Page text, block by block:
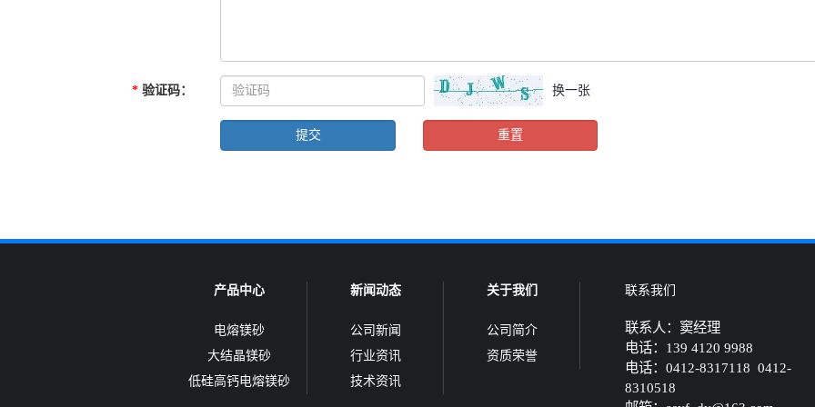
* 验证码： 换一张
产品中心
电熔镁砂
大结晶镁砂
低硅高钙电熔镁砂
新闻动态
公司新闻
行业资讯
技术资讯
关于我们
公司简介
资质荣誉
联系我们
联系人：窦经理
电话： 139 4120 9988
电话：0412-8317118 0412-
8310518